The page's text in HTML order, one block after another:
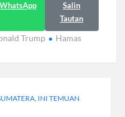
WhatsApp
Salin
Tautan
Trump Hamas
INI TEMUAN